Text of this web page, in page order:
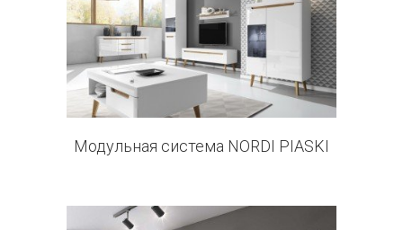
12 products
Модульная система NORDI PIASKI